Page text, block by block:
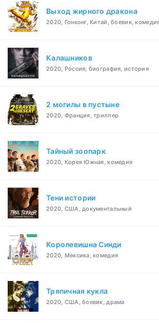
Выход жирного дракона
2020, Гонконг, Китай, боевик,
Калашников
2020, Россия, биография, история
2 могилы в пустыне
2020, Франция, триллер
Тайный зоопарк
2020, Корея Южная, комедия
Тени истории
2020, США, документальный
Королевишна Синди
2020, Мексика, комедия
Тряпичная кукла
2020, США, боевик, драма